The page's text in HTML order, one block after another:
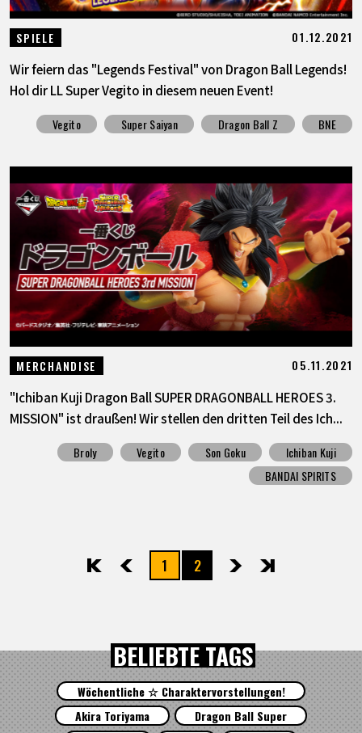
SPIELE 01.12.2021
Wir feiern das "Legends Festival" von Dragon Ball Legends!
Hol dir LL Super Vegito in diesem neuen Event!
Vegito Super Saiyan Dragon Ball Z BNE
MERCHANDISE 05.11.2021
"Ichiban Kuji Dragon Ball SUPER DRAGONBALL HEROES 3.
MISSION" ist draußen! Wir stellen den dritten Teil des Ich...
Broly Vegito Son Goku
Ichiban Kuji
BANDAI SPIRITS
先頭 前へ1 2 次へ最後
BELIEBTE TAGS
Wöchentliche ☆ Charaktervorstellungen!
Akira Toriyama
Dragon Ball Super